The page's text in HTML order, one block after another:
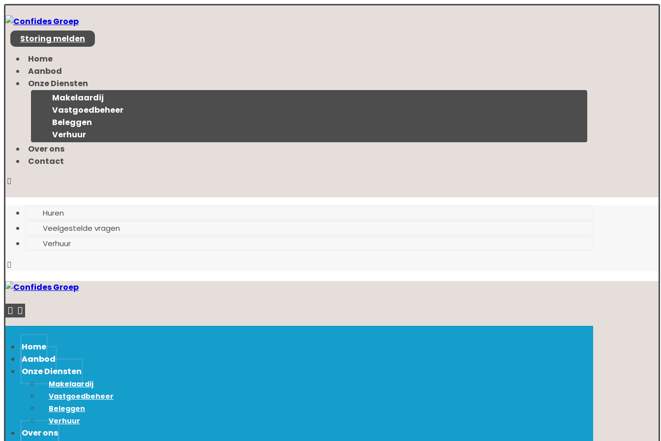
Storing melden
Home
Aanbod
Onze Diensten
Makelaardij
Vastgoedbeheer
Beleggen
Verhuur
Over ons
Contact
Huren
Veelgestelde vragen
Verhuur
Home
Aanbod
Onze Diensten
Makelaardij
Vastgoedbeheer
Beleggen
Verhuur
Over ons